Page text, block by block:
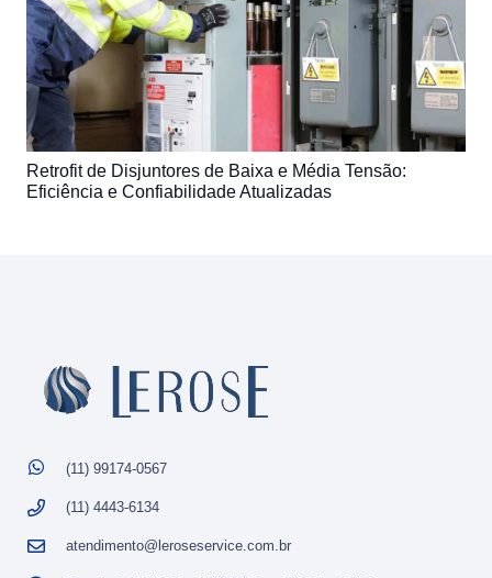
Retrofit de Disjuntores de Baixa e Média Tensão:
Eficiência e Confiabilidade Atualizadas
(11) 99174-0567
(11) 4443-6134
atendimento@leroseservice.com.br